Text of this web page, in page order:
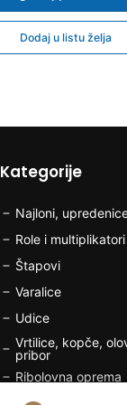
Dodaj u listu želja
Kategorije
Najloni,
Role i multiplikatori
Štapovi
Varalice
Udice
Vrtilice, kopče,
pribor
Ribolovna oprema